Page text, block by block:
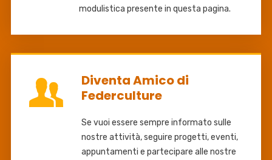
modulistica presente in questa pagina.
Diventa Amico di
Federculture
Se vuoi essere sempre informato sulle
nostre attività, seguire progetti, eventi,
appuntamenti e partecipare alle nostre